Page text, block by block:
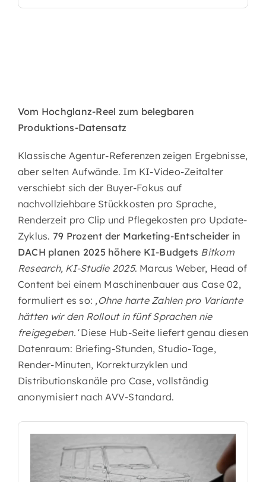
Vom Hochglanz-Reel zum belegbaren
Produktions-Datensatz
Klassische Agentur-Referenzen zeigen Ergebnisse,
aber selten Aufwände. Im KI-Video-Zeitalter
verschiebt sich der Buyer-Fokus auf
nachvollziehbare Stückkosten pro Sprache,
Renderzeit pro Clip und Pflegekosten pro Update-
Zyklus. 79 Prozent der Marketing-Entscheider in
DACH planen 2025 höhere KI-Budgets Bitkom
Research, KI-Studie 2025. Marcus Weber, Head of
Content bei einem Maschinenbauer aus Case 02,
formuliert es so: ‚Ohne harte Zahlen pro Variante
hätten wir den Rollout in fünf Sprachen nie
freigegeben.‘Diese Hub-Seite liefert genau diesen
Datenraum: Briefing-Stunden, Studio-Tage,
Render-Minuten, Korrekturzyklen und
Distributionskanäle pro Case, vollständig
anonymisiert nach AVV-Standard.